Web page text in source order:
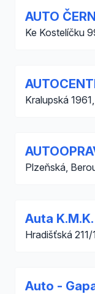
AUTO
Ke Kostelíčku
Kralupská
Plzeňská,
Auta
Hradišťská
Auto -